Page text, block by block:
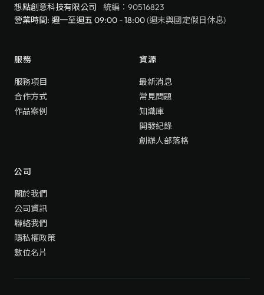
想點創意科技有限公司
統編：90516823
營業時間: 週一至週五 09:00 - 18:00(週末與國定假日休息)
服務
服務項目
合作方式
作品案例
資源
最新消息
常見問題
知識庫
開發紀錄
創辦人部落格
公司
關於我們
公司資訊
聯絡我們
隱私權政策
數位名片